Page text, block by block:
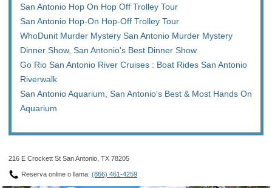
San Antonio Hop On Hop Off Trolley Tour
San Antonio Hop-On Hop-Off Trolley Tour
WhoDunit Murder Mystery San Antonio Murder Mystery
Dinner Show, San Antonio's Best Dinner Show
Go Rio San Antonio River Cruises : Boat Rides San Antonio
Riverwalk
San Antonio Aquarium, San Antonio's Best & Most Hands On
Aquarium
216 E Crockett St San Antonio, TX 78205
Reserva online o llama: (866) 461-4259